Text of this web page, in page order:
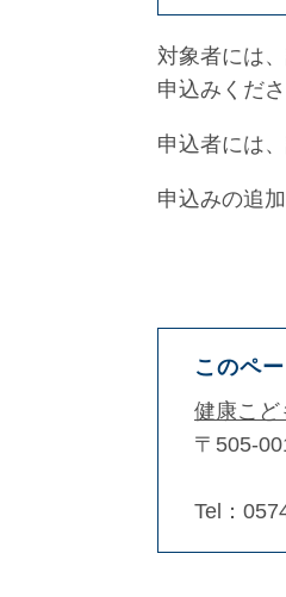
対象者には
申込みくださ
申込者には
申込みの追
このペ
健康こど
〒505-
Tel：